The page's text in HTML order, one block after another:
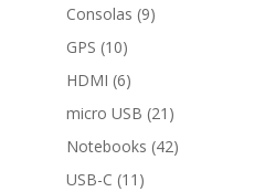
productos
Consolas 99
GPS 1010
productos
HDMI 66
productos
micro USB 21 21
productos
Notebooks 4242
USB-C 11 11